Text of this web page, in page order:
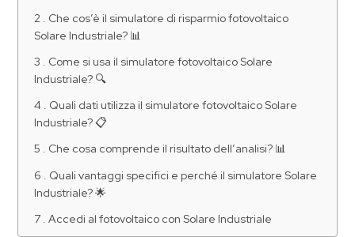
2 . Che cos’è il simulatore di risparmio fotovoltaico
Solare Industriale? 📊
3 . Come si usa il simulatore fotovoltaico Solare
Industriale? 🔍
4 . Quali dati utilizza il simulatore fotovoltaico Solare
Industriale? 📋
5 . Che cosa comprende il risultato dell’analisi? 📊
6 . Quali vantaggi specifici e perché il simulatore Solare
Industriale? 🌟
7 . Accedi al fotovoltaico con Solare Industriale